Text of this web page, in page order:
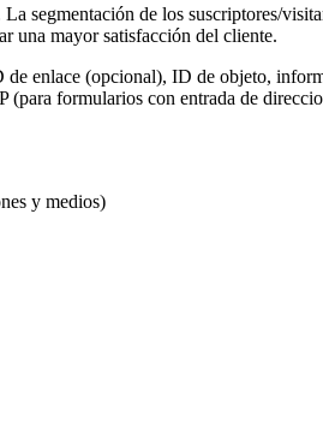
segmentación de los suscriptores/
una mayor satisfacción del cliente.
de enlace (opcional), ID de objeto,
(para formularios con entrada de
y medios)